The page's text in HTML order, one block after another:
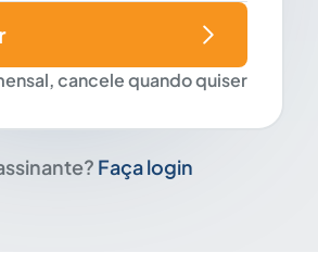
cancele quando quiser
Faça login